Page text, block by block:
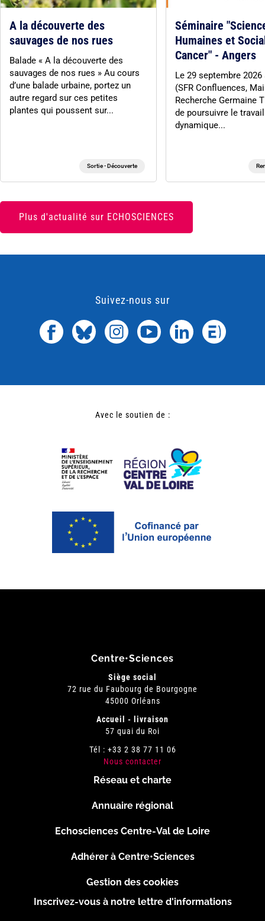
A la découverte des
sauvages de nos rues
Balade « A la découverte des
sauvages de nos rues » Au cours
d’une balade urbaine, portez un
autre regard sur ces petites
plantes qui poussent sur...
Sortie - Découverte
Séminaire
Humaines et
Cancer" - Angers
Le 29 septembre 2026
(SFR Confluences,
Recherche Germaine
de poursuivre le
dynamique...
Plus d'actualité sur ECHOSCIENCES
Suivez-nous sur
Avec le soutien de :
Centre•Sciences
Siège social
72 rue du Faubourg de Bourgogne
45000 Orléans
Accueil - livraison
57 quai du Roi
Tél : +33 2 38 77 11 06
Nous contacter
page
Réseau et charte
Annuaire régional
Echosciences Centre-Val de Loire
Adhérer à Centre•Sciences
Gestion des cookies
Inscrivez-vous à notre lettre d'informations